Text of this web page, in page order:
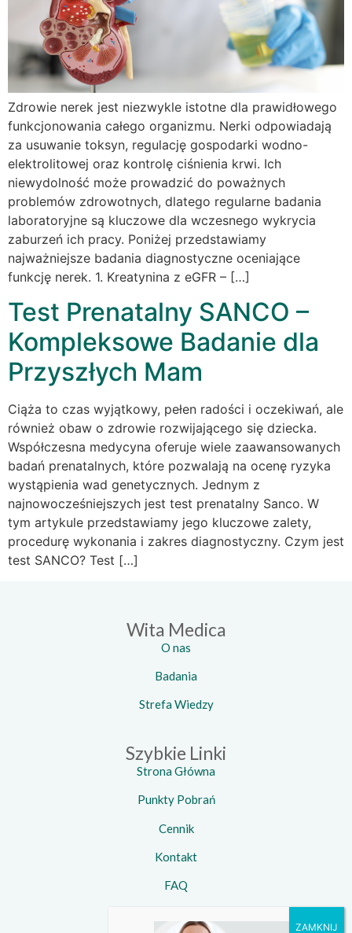
Zdrowie nerek jest niezwykle istotne dla prawidłowego
funkcjonowania całego organizmu. Nerki odpowiadają
za usuwanie toksyn, regulację gospodarki wodno-
elektrolitowej oraz kontrolę ciśnienia krwi. Ich
niewydolność może prowadzić do poważnych
problemów zdrowotnych, dlatego regularne badania
laboratoryjne są kluczowe dla wczesnego wykrycia
zaburzeń ich pracy. Poniżej przedstawiamy
najważniejsze badania diagnostyczne oceniające
funkcję nerek. 1. Kreatynina z eGFR – […]
Test Prenatalny SANCO –
Kompleksowe Badanie dla
Przyszłych Mam
Ciąża to czas wyjątkowy, pełen radości i oczekiwań, ale
również obaw o zdrowie rozwijającego się dziecka.
Współczesna medycyna oferuje wiele zaawansowanych
badań prenatalnych, które pozwalają na ocenę ryzyka
wystąpienia wad genetycznych. Jednym z
najnowocześniejszych jest test prenatalny Sanco. W
tym artykule przedstawiamy jego kluczowe zalety,
procedurę wykonania i zakres diagnostyczny. Czym jest
test SANCO? Test […]
Wita Medica
O nas
Badania
Strefa Wiedzy
Szybkie Linki
Strona Główna
Punkty Pobrań
Cennik
Kontakt
FAQ